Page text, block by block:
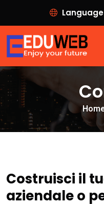
Language
Costruisci il
aziendale o